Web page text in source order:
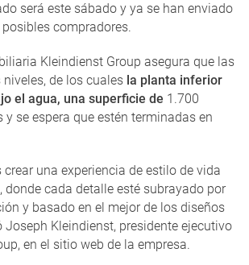
será este sábado y ya se han enviado
compradores.
Kleindienst Group asegura que las
de los cuales la planta inferior
el agua, una superficie de 1.700
y se espera que estén terminadas en
crear una experiencia de estilo de vida
donde cada detalle esté subrayado por
y basado en el mejor de los diseños
Joseph Kleindienst, presidente ejecutivo
en el sitio web de la empresa.